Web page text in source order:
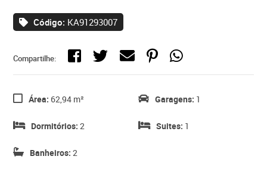
Código: KA91293007
Compartilhe:
Área: 62,94 m²
Dormitórios: 2
Banheiros: 2
Garagens: 1
Suites: 1